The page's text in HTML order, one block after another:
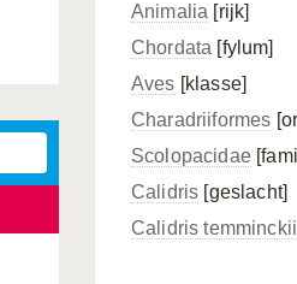
Animalia [rijk]
Chordata [fylum]
Aves [klasse]
Charadriiformes
Scolopacidae
Calidris [geslacht]
Calidris temminckii